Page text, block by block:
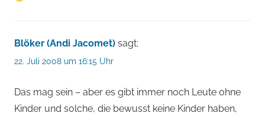
Blöker (Andi Jacomet) sagt:
22. Juli 2008 um 16:15 Uhr
Das mag sein – aber es gibt immer noch Leute ohne
Kinder und solche, die bewusst keine Kinder haben,